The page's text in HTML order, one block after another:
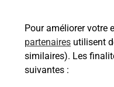
Pour améliorer votre
partenaires utilisent
similaires). Les
suivantes :
En savoir plus
Malin !